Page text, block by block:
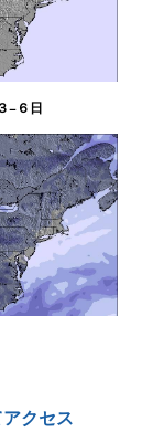
−６日
クセス